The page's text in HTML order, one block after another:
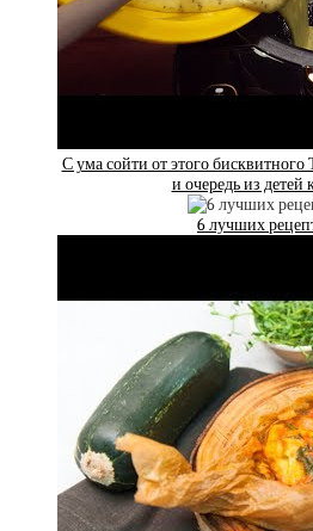
С ума сойти от этого
и очередь из детей
6 лучших